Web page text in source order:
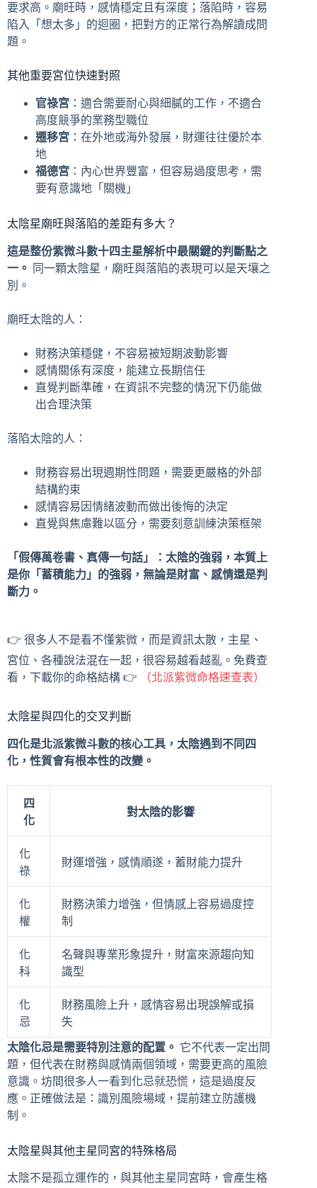
要求高。廟旺時，感情穩定且有深度；落陷時，容易
陷入「想太多」的迴圈，把對方的正常行為解讀成問
題。
其他重要宮位快速對照
官祿宮 ：適合需要耐心與細膩的工作，不適合
高度競爭的業務型職位
遷移宮 ：在外地或海外發展，財運往往優於本
地
福德宮 ：內心世界豐富，但容易過度思考，需
要有意識地「關機」
太陰星廟旺與落陷的差距有多大？
這是整份紫微斗數十四主星解析中最關鍵的判斷點之
一。
同一顆太陰星，廟旺與落陷的表現可以是天壤之
別。
廟旺太陰的人：
財務決策穩健，不容易被短期波動影響
感情關係有深度，能建立長期信任
直覺判斷準確，在資訊不完整的情況下仍能做
出合理決策
落陷太陰的人：
財務容易出現週期性問題，需要更嚴格的外部
結構約束
感情容易因情緒波動而做出後悔的決定
直覺與焦慮難以區分，需要刻意訓練決策框架
「假傳萬卷書、真傳一句話」：太陰的強弱，本質上
是你「蓄積能力」的強弱，無論是財富、感情還是判
斷力。
👉 很多人不是看不懂紫微，而是資訊太散，主星、
宮位、各種說法混在一起，很容易越看越亂。免費查
看，下載你的命格結構 👉
（北派紫微命格速查表）
太陰星與四化的交叉判斷
四化是北派紫微斗數的核心工具，太陰遇到不同四
化，性質會有根本性的改變。
四
化
對太陰的影響
化
祿
財運增強，感情順遂，蓄財能力提升
化
權
財務決策力增強，但情感上容易過度控
制
化
科
名聲與專業形象提升，財富來源趨向知
識型
化
忌
財務風險上升，感情容易出現誤解或損
失
太陰化忌是需要特別注意的配置。 它不代表一定出問
題，但代表在財務與感情兩個領域，需要更高的風險
意識。坊間很多人一看到化忌就恐慌，這是過度反
應。正確做法是：識別風險場域，提前建立防護機
制。
太陰星與其他主星同宮的特殊格局
太陰不是孤立運作的，與其他主星同宮時，會產生格